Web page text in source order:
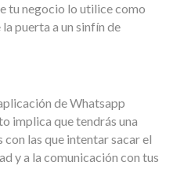
tu negocio lo utilice como
puerta a un sinfín de
de Whatsapp
implica que tendrás una
las que intentar sacar el
y a la comunicación con tus